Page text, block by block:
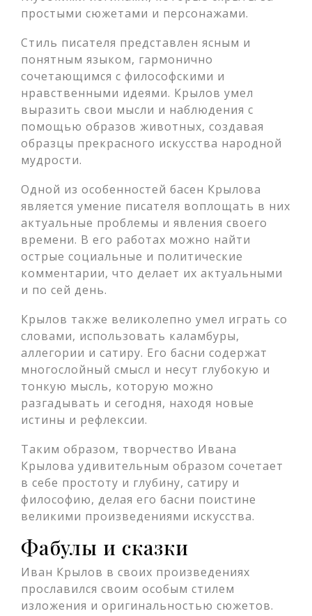
простыми сюжетами и персонажами.
Стиль писателя представлен ясным и
понятным языком, гармонично
сочетающимся с философскими и
нравственными идеями. Крылов умел
выразить свои мысли и наблюдения с
помощью образов животных, создавая
образцы прекрасного искусства народной
мудрости.
Одной из особенностей басен Крылова
является умение писателя воплощать в них
актуальные проблемы и явления своего
времени. В его работах можно найти
острые социальные и политические
комментарии, что делает их актуальными
и по сей день.
Крылов также великолепно умел играть со
словами, использовать каламбуры,
аллегории и сатиру. Его басни содержат
многослойный смысл и несут глубокую и
тонкую мысль, которую можно
разгадывать и сегодня, находя новые
истины и рефлексии.
Таким образом, творчество Ивана
Крылова удивительным образом сочетает
в себе простоту и глубину, сатиру и
философию, делая его басни поистине
великими произведениями искусства.
Фабулы и сказки
Иван Крылов в своих произведениях
прославился своим особым стилем
изложения и оригинальностью сюжетов.